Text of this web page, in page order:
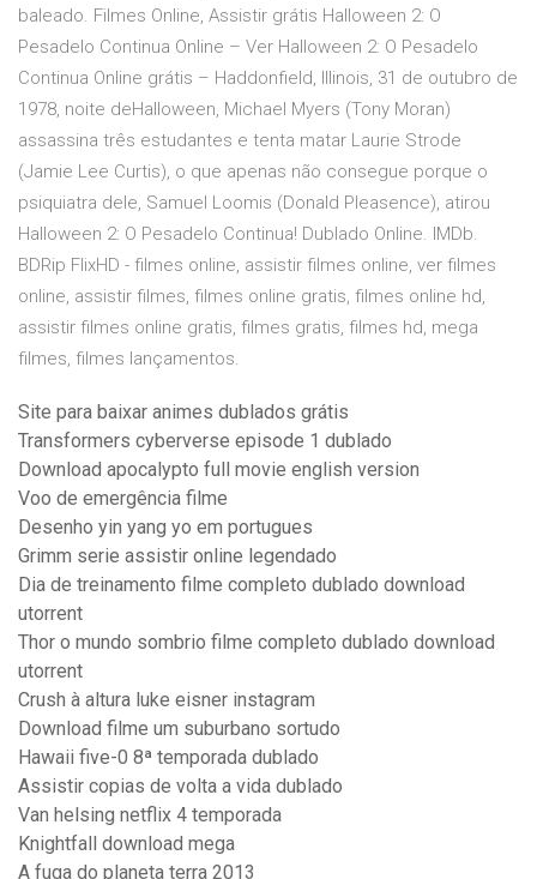
baleado. Filmes Online, Assistir grátis Halloween 2: O
Pesadelo Continua Online – Ver Halloween 2: O Pesadelo
Continua Online grátis – Haddonfield, Illinois, 31 de outubro de
1978, noite deHalloween, Michael Myers (Tony Moran)
assassina três estudantes e tenta matar Laurie Strode
(Jamie Lee Curtis), o que apenas não consegue porque o
psiquiatra dele, Samuel Loomis (Donald Pleasence), atirou
Halloween 2: O Pesadelo Continua! Dublado Online. IMDb.
BDRip FlixHD - filmes online, assistir filmes online, ver filmes
online, assistir filmes, filmes online gratis, filmes online hd,
assistir filmes online gratis, filmes gratis, filmes hd, mega
filmes, filmes lançamentos.
Site para baixar animes dublados grátis
Transformers cyberverse episode 1 dublado
Download apocalypto full movie english version
Voo de emergência filme
Desenho yin yang yo em portugues
Grimm serie assistir online legendado
Dia de treinamento filme completo dublado download
utorrent
Thor o mundo sombrio filme completo dublado download
utorrent
Crush à altura luke eisner instagram
Download filme um suburbano sortudo
Hawaii five-0 8ª temporada dublado
Assistir copias de volta a vida dublado
Van helsing netflix 4 temporada
Knightfall download mega
A fuga do planeta terra 2013